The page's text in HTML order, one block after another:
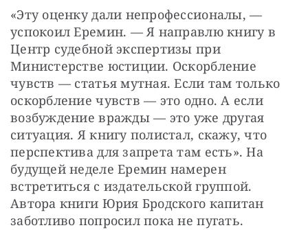
«Эту оценку дали непрофессиона­лы, —
успокоил Еремин. — Я направлю книгу в
Центр судебной экспертизы при
Министерстве юстиции. Оскорбление
чувств — статья мутная. Если там только
оскорбление чувств — это одно. А если
возбуждение вражды — это уже другая
ситуация. Я книгу полистал, скажу, что
перспектива для запрета там есть». На
будущей неделе Еремин намерен
встретиться с издательской группой.
Автора книги Юрия Бродского капитан
заботливо попросил пока не пугать.